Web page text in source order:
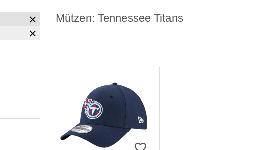
Mützen: Tennessee Titans